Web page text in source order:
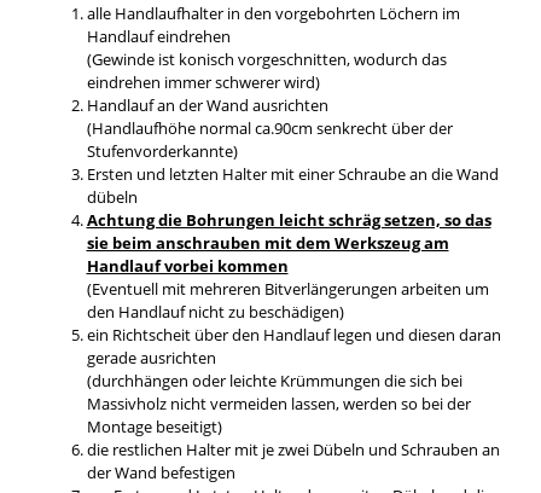
alle Handlaufhalter in den vorgebohrten Löchern im
Handlauf eindrehen
(Gewinde ist konisch vorgeschnitten, wodurch das
eindrehen immer schwerer wird)
Handlauf an der Wand ausrichten
(Handlaufhöhe normal ca.90cm senkrecht über der
Stufenvorderkannte)
Ersten und letzten Halter mit einer Schraube an die Wand
dübeln
Achtung die Bohrungen leicht schräg setzen, so das
sie beim anschrauben mit dem Werkszeug am
Handlauf vorbei kommen
(Eventuell mit mehreren Bitverlängerungen arbeiten um
den Handlauf nicht zu beschädigen)
ein Richtscheit über den Handlauf legen und diesen daran
gerade ausrichten
(durchhängen oder leichte Krümmungen die sich bei
Massivholz nicht vermeiden lassen, werden so bei der
Montage beseitigt)
die restlichen Halter mit je zwei Dübeln und Schrauben an
der Wand befestigen